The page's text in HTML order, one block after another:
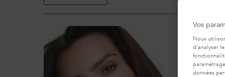
Vos
Nous
d’analyser
données